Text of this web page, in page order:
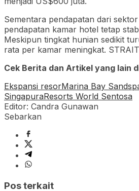
Sementara pendapatan dari
pendapatan kamar hotel tetap
Meskipun tingkat hunian sedikit
rata per kamar meningkat.
Cek Berita dan Artikel yang lain
Ekspansi resorMarina Bay Sands
SingapuraResorts World Sentosa
Editor: Candra Gunawan
Sebarkan
Pos terkait